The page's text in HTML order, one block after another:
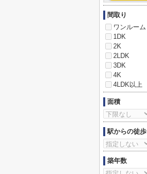
間取り
ワンルーム
1DK
2K
2LDK
3DK
4K
4LDK以上
面積
駅からの徒歩
築年数